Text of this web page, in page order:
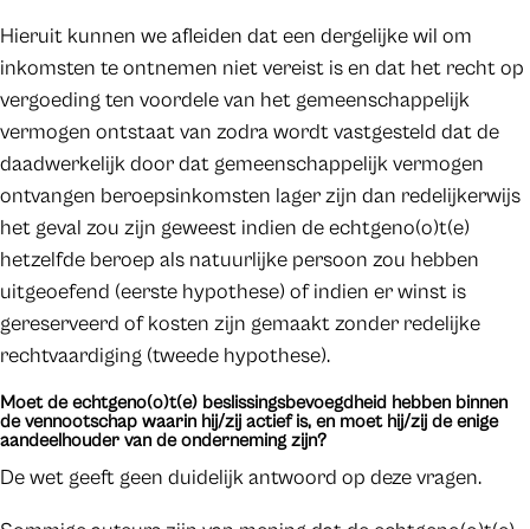
Hieruit kunnen we afleiden dat een dergelijke wil om
inkomsten te ontnemen niet vereist is en dat het recht op
vergoeding ten voordele van het gemeenschappelijk
vermogen ontstaat van zodra wordt vastgesteld dat de
daadwerkelijk door dat gemeenschappelijk vermogen
ontvangen beroepsinkomsten lager zijn dan redelijkerwijs
het geval zou zijn geweest indien de echtgeno(o)t(e)
hetzelfde beroep als natuurlijke persoon zou hebben
uitgeoefend (eerste hypothese) of indien er winst is
gereserveerd of kosten zijn gemaakt zonder redelijke
rechtvaardiging (tweede hypothese).
Moet de echtgeno(o)t(e) beslissingsbevoegdheid hebben binnen
de vennootschap waarin hij/zij actief is, en moet hij/zij de enige
aandeelhouder van de onderneming zijn?
De wet geeft geen duidelijk antwoord op deze vragen.